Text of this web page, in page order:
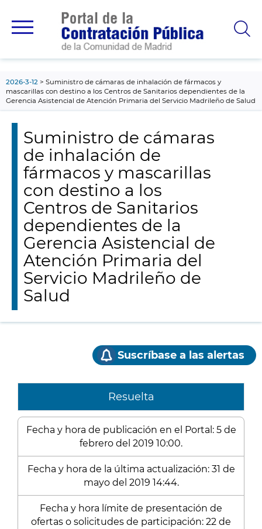
principal
2026-3-12
Suministro de cámaras de inhalación de fármacos y
mascarillas con destino a los Centros de Sanitarios dependientes de la
Gerencia Asistencial de Atención Primaria del Servicio Madrileño de Salud
Suministro de cámaras
de inhalación de
fármacos y mascarillas
con destino a los
Centros de Sanitarios
dependientes de la
Gerencia Asistencial de
Atención Primaria del
Servicio Madrileño de
Salud
Suscríbase a las alertas
Resuelta
Fecha y hora de publicación en el Portal: 5 de
febrero del 2019 10:00.
Fecha y hora de la última actualización: 31 de
mayo del 2019 14:44.
Fecha y hora límite de presentación de
ofertas o solicitudes de participación: 22 de